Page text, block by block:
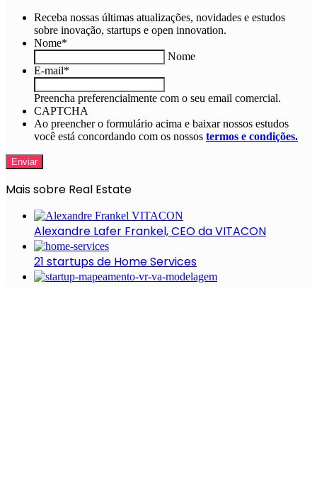
Receba nossas últimas atualizações, novidades e estudos
sobre inovação, startups e open innovation.
Nome*
Nome
E-mail*
Preencha preferencialmente com o seu email comercial.
CAPTCHA
Ao preencher o formulário acima e baixar nossos estudos
você está concordando com os nossos termos e condições.
Mais sobre Real Estate
Alexandre Lafer Frankel, CEO da VITACON
21 startups de Home Services